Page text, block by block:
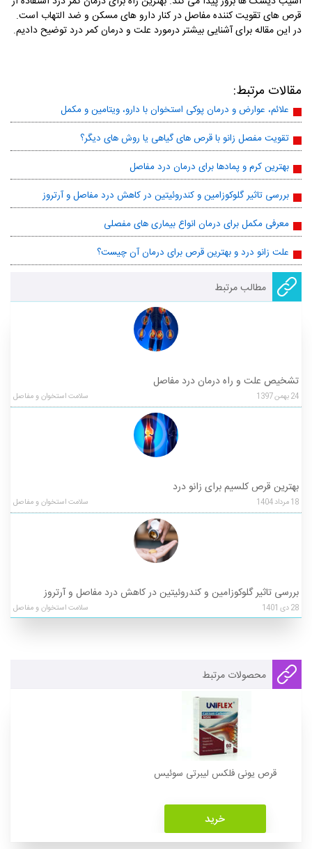
قرص های تقویت کننده مفاصل در کنار دارو های مسکن و ضد التهاب است.
در این مقاله برای آشنایی بیشتر درمورد علت و درمان کمر درد توضیح دادیم.
مقالات مرتبط:
علائم، عوارض و درمان پوکی استخوان با دارو، ویتامین و مکمل
تقویت مفصل زانو با قرص های گیاهی یا روش های دیگر؟
بهترین کرم و پمادها برای درمان درد مفاصل
بررسی تاثیر گلوکوزامین و کندروئیتین در کاهش درد مفاصل و آرتروز
معرفی مکمل برای درمان انواع بیماری های مفصلی
علت زانو درد و بهترین قرص برای درمان آن چیست؟
مطالب مرتبط
تشخیص علت و راه درمان درد مفاصل
24بهمن1397 سلامت استخوان و مفاصل
بهترین قرص کلسیم برای زانو درد
18مرداد1404 سلامت استخوان و مفاصل
بررسی تاثیر گلوکوزامین و کندروئیتین در کاهش درد مفاصل و آرتروز
28دی 1401 سلامت استخوان و مفاصل
محصولات مرتبط
قرص یونی فلکس لیبرتی سوئیس
خرید